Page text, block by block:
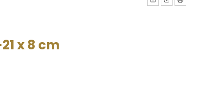
x 8 cm